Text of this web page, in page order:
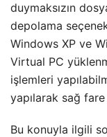
duymaksızın
depolama
Windows XP ve
Virtual PC
işlemleri
yapılarak sağ
Bu konuyla ilgili